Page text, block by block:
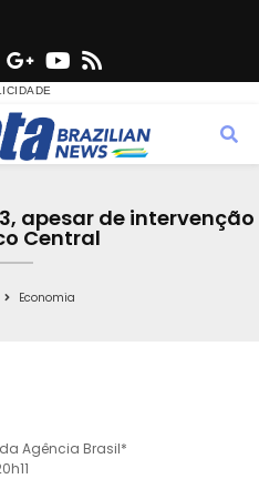
a
G
o
o
g
e
Y
u
t
b
s
apesar de intervenção
Central
Economia
Agência Brasil*